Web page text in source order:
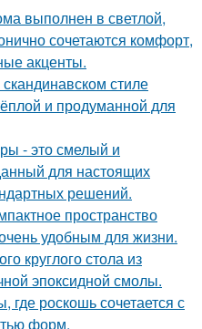
выполнен в светлой,
сочетаются комфорт,
акценты.
стиле
и продуманной для
- это смелый и
для настоящих
решений.
пространство
удобным для жизни.
круглого стола из
эпоксидной смолы.
где роскошь сочетается с
форм.